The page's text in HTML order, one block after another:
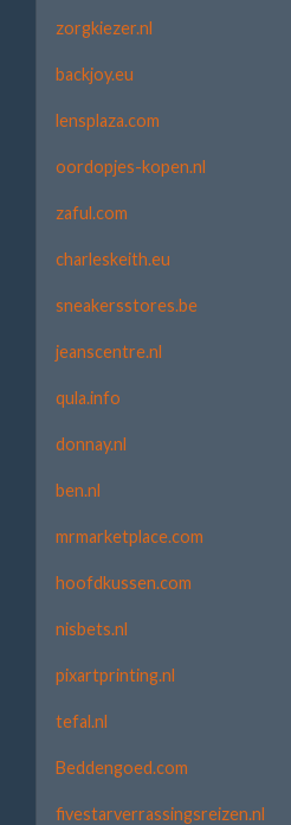
zorgkiezer.nl
backjoy.eu
lensplaza.com
oordopjes-kopen.nl
zaful.com
charleskeith.eu
sneakersstores.be
jeanscentre.nl
qula.info
donnay.nl
ben.nl
mrmarketplace.com
hoofdkussen.com
nisbets.nl
pixartprinting.nl
tefal.nl
Beddengoed.com
fivestarverrassingsreizen.nl